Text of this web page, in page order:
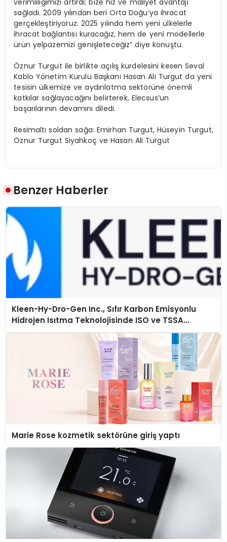
sağladı. 2009 yılından beri Orta Doğu’ya ihracat
gerçekleştiriyoruz. 2025 yılında hem yeni ülkelerle
ihracat bağlantısı kuracağız, hem de yeni modellerle
ürün yelpazemizi genişleteceğiz” diye konuştu.
Öznur Turgut ile birlikte açılış kurdelesini kesen Seval
Kablo Yönetim Kurulu Başkanı Hasan Ali Turgut da yeni
tesisin ülkemize ve aydınlatma sektörüne önemli
katkılar sağlayacağını belirterek, Elecsus’un
başarılarının devamını diledi.
Resimaltı soldan sağa: Emirhan Turgut, Hüseyin Turgut,
Öznur Turgut Siyahkoç ve Hasan Ali Turgut
Benzer Haberler
Kleen-Hy-Dro-Gen Inc., Sıfır Karbon Emisyonlu
Hidrojen Isıtma Teknolojisinde ISO ve TSSA
Düzenleyici Onaylarını Aldı
Marie Rose kozmetik sektörüne giriş yaptı